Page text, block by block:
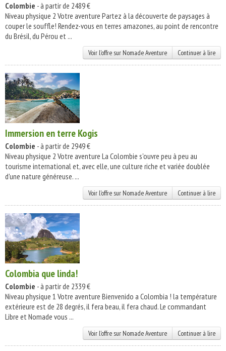
Colombie - à partir de 2489 €
Niveau physique 2 Votre aventure Partez à la découverte de paysages à
couper le souffle! Rendez-vous en terres amazones, au point de rencontre
du Brésil, du Pérou et ...
Voir l'offre sur Nomade Aventure Continuer à lire
Immersion en terre Kogis
Colombie - à partir de 2949 €
Niveau physique 2 Votre aventure La Colombie s'ouvre peu à peu au
tourisme international et, avec elle, une culture riche et variée doublée
d'une nature généreuse. ...
Voir l'offre sur Nomade Aventure Continuer à lire
Colombia que linda!
Colombie - à partir de 2339 €
Niveau physique 1 Votre aventure Bienvenido a Colombia ! la température
extérieure est de 28 degrés, il fera beau, il fera chaud. Le commandant
Libre et Nomade vous ...
Voir l'offre sur Nomade Aventure Continuer à lire